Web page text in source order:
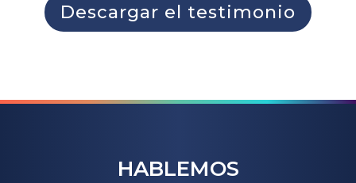
Descargar el testimonio
HABLEMOS